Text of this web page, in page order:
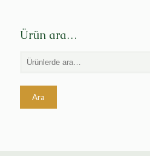
Ürün ara…
Ara